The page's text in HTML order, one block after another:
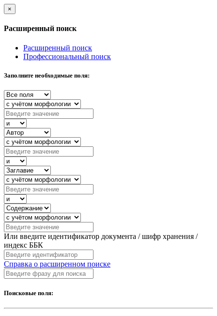
×
Расширенный поиск
Расширенный поиск
Профессиональный поиск
Заполните необходимые поля:
Или введите идентификатор документа / шифр хранения /
индекс ББК
Справка о расширенном поиске
Поисковые поля: